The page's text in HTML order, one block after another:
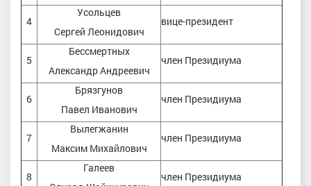
4
Усольцев
Сергей Леонидович
вице-президент
5
Бессмертных
Александр Андреевич
член Президиума
6
Брязгунов
Павел Иванович
член Президиума
7
Вылегжанин
Максим Михайлович
член Президиума
8
Галеев
член Президиума